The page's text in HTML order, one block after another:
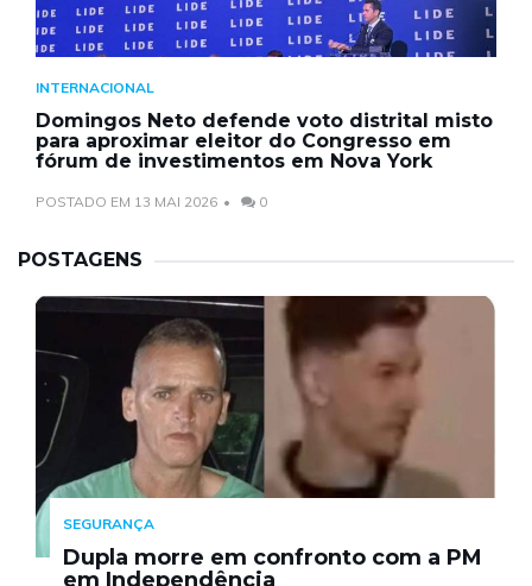
INTERNACIONAL
Domingos Neto defende voto distrital misto
para aproximar eleitor do Congresso em
fórum de investimentos em Nova York
POSTADO EM 13 MAI 2026 0
POSTAGENS
SEGURANÇA
Dupla morre em confronto com a PM
em Independência